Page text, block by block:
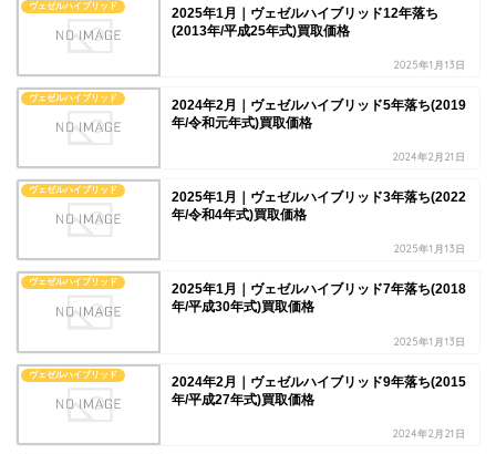
ヴェゼルハイブリッド
2025年1月｜ヴェゼルハイブリッド12年落ち
(2013年/平成25年式)買取価格
2025年1月13日
ヴェゼルハイブリッド
2024年2月｜ヴェゼルハイブリッド5年落ち(2019
年/令和元年式)買取価格
2024年2月21日
ヴェゼルハイブリッド
2025年1月｜ヴェゼルハイブリッド3年落ち(2022
年/令和4年式)買取価格
2025年1月13日
ヴェゼルハイブリッド
2025年1月｜ヴェゼルハイブリッド7年落ち(2018
年/平成30年式)買取価格
2025年1月13日
ヴェゼルハイブリッド
2024年2月｜ヴェゼルハイブリッド9年落ち(2015
年/平成27年式)買取価格
2024年2月21日